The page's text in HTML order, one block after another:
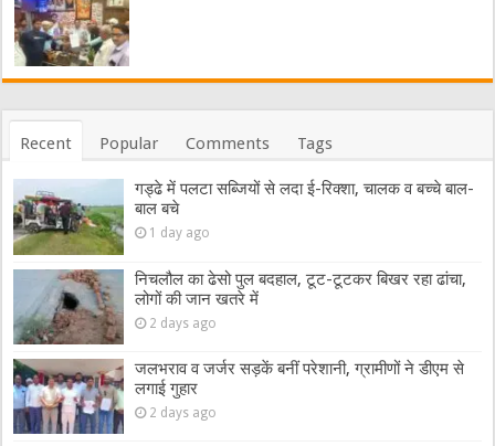
Recent Popular Comments Tags
गड्ढे में पलटा सब्जियों से लदा ई-रिक्शा, चालक व बच्चे बाल-
बाल बचे
1 day ago
निचलौल का ढेसो पुल बदहाल, टूट-टूटकर बिखर रहा ढांचा,
लोगों की जान खतरे में
2 days ago
जलभराव व जर्जर सड़कें बनीं परेशानी, ग्रामीणों ने डीएम से
लगाई गुहार
2 days ago